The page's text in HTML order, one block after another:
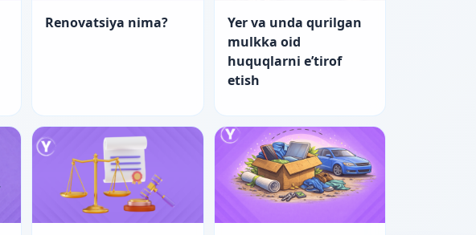
Renovatsiya nima?
Yer va unda qurilgan
mulkka oid
huquqlarni e’tirof
etish